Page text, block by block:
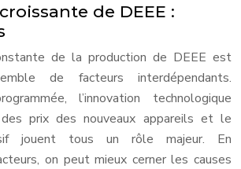
de DEEE :
de la production de DEEE est
de facteurs interdépendants.
l’innovation technologique
prix des nouveaux appareils et le
jouent tous un rôle majeur. En
on peut mieux cerner les causes